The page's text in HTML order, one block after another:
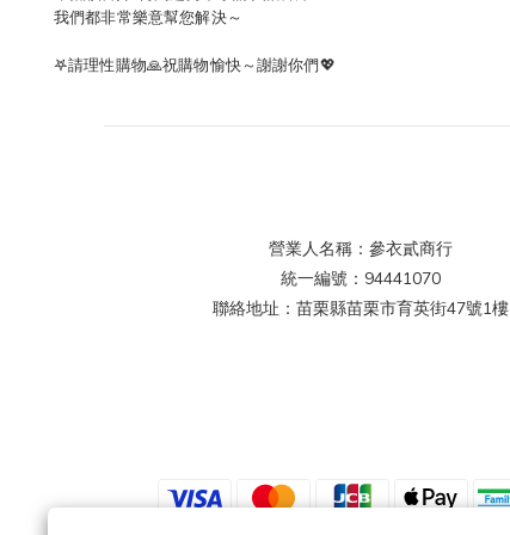
我們都非常樂意幫您解決～
𖤐請理性購物🙏祝購物愉快～謝謝你們💖
營業人名稱：參衣貳商行
統一編號：94441070
聯絡地址：苗栗縣苗栗市育英街47號1樓